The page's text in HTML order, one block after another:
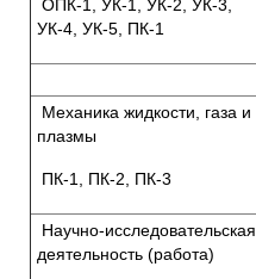
ОПК-1, УК-1, УК-2, УК-3,
УК-4, УК-5, ПК-1
Механика жидкости, газа и
плазмы
ПК-1, ПК-2, ПК-3
Научно-исследовательская
деятельность (работа)